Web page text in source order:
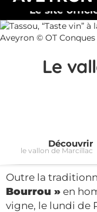
Le site
Le
Découvrir
le vallon de Marcillac
Outre la
Bourrou » en
vigne, le lundi de